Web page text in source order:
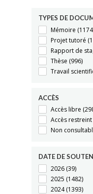
TYPES DE
Mémoire
Projet tutoré
Rapport de
Thèse (996)
Travail
ACCÈS
Accès libre
Accès restreint
Non
DATE DE
2026 (39)
2025 (1482)
2024(1393)